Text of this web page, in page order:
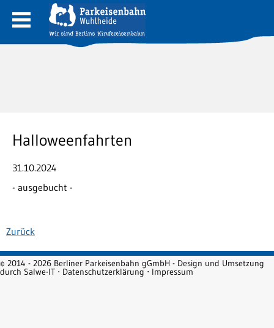
Halloweenfahrten
31.10.2024
- ausgebucht -
Zurück
© 2014 - 2026 Berliner Parkeisenbahn gGmbH - Design und Umsetzung
durch Salwe-IT ⋅ Datenschutzerklärung⋅ Impressum